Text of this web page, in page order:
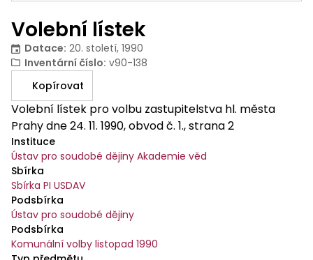
Volební lístek
Datace: 20. století, 1990
Inventární číslo: v90-138
Kopírovat
Volební lístek pro volbu zastupitelstva hl. města
Prahy dne 24. 11. 1990, obvod č. 1., strana 2
Instituce
Ústav pro soudobé dějiny Akademie věd
Sbírka
Sbírka PI USDAV
Podsbírka
Ústav pro soudobé dějiny
Podsbírka
Komunální volby listopad 1990